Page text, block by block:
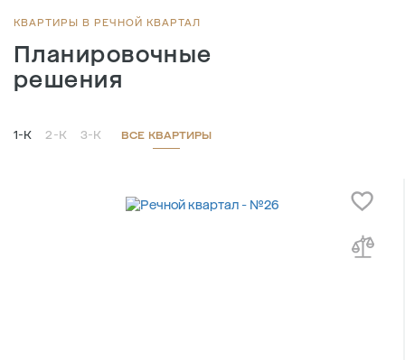
КВАРТИРЫ В РЕЧНОЙ КВАРТАЛ
Планировочные
решения
1-К 2-К 3-К ВСЕ КВАРТИРЫ